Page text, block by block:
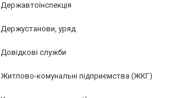
Державтоінспекція
Держустанови, уряд
Довідкові служби
Житлово-комунальні підприємства (ЖКГ)